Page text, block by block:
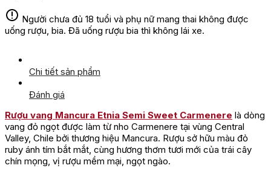
Người chưa đủ 18 tuổi và phụ nữ mang thai không được
uống rượu, bia. Đã uống rượu bia thì không lái xe.
Chi tiết sản phẩm
Đánh giá
Rượu vang Mancura Etnia Semi Sweet Carmenere là dòng
vang đỏ ngọt được làm từ nho Carmenere tại vùng Central
Valley, Chile bởi thương hiệu Mancura. Rượu sở hữu màu đỏ
ruby ánh tím bắt mắt, cùng hương thơm tươi mới của trái cây
chín mọng, vị rượu mềm mại, ngọt ngào.